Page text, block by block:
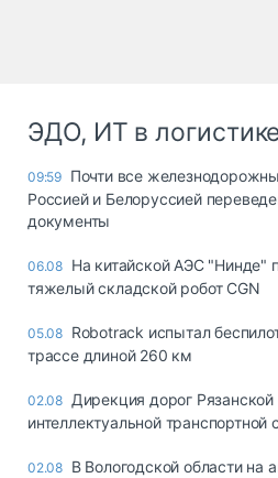
ЭДО, ИТ в
09:59 Почти все
Россией и Белоруссией
документы
06.08 На китайской АЭС "Нинде"
тяжелый складской робот CGN
05.08 Robotrack испытал
трассе длиной 260 км
02.08 Дирекция дорог Рязанской
интеллектуальной транспортной
02.08 В Вологодской области на